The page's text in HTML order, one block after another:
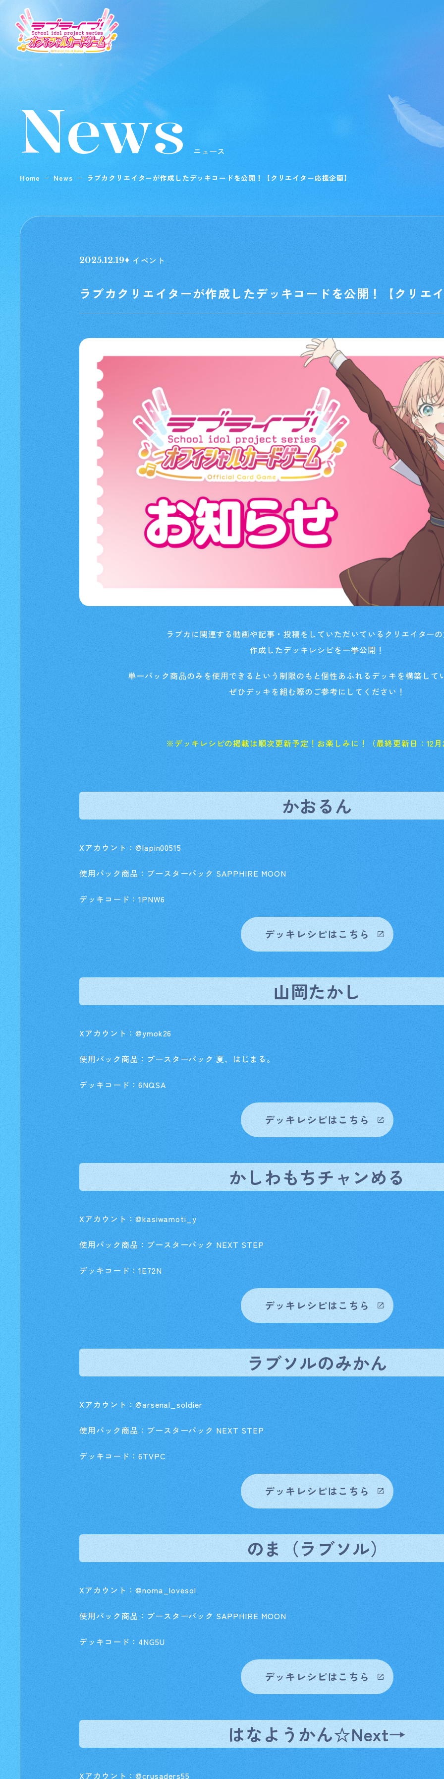
Event
イベント
Card
News ニュース
Home News ラブカクリエイターが作成したデッキコードを公開！【クリエイター応援企画】
2025.12.19 イベント
ラブカクリエイターが作成したデッキコードを公開！【クリエ
ラブカに関連する動画や記事・投稿をしていただいているクリエイター
作成したデッキレシピを一挙公開！
単一パック商品のみを使用できるという制限のもと個性あふれるデッキを構築して
ぜひデッキを組む際のご参考にしてください！
※デッキレシピの掲載は順次更新予定！お楽しみに！（最終更新日：12
かおるん
Xアカウント：@lapin00515
使用パック商品：ブースターパック SAPPHIRE MOON
デッキコード：1PNW6
デッキレシピはこちら
山岡たかし
Xアカウント：@ymok26
使用パック商品：ブースターパック 夏、はじまる。
デッキコード：6NQSA
デッキレシピはこちら
かしわもちチャンめる
Xアカウント：@kasiwamoti_y
使用パック商品：ブースターパック NEXT STEP
デッキコード：1E72N
デッキレシピはこちら
ラブソルのみかん
Xアカウント：@arsenal_soldier
使用パック商品：ブースターパック NEXT STEP
デッキコード：6TVPC
デッキレシピはこちら
のま（ラブソル）
Xアカウント：@noma_lovesol
使用パック商品：ブースターパック SAPPHIRE MOON
デッキコード：4NG5U
デッキレシピはこちら
はなようかん☆Next→
Xアカウント：@crusaders55